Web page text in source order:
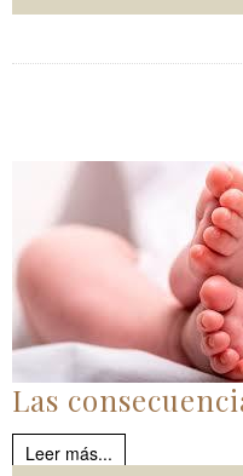
Las
Leer más...